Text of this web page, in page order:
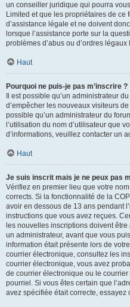
un conseiller juridique qui pourra
Limited et que les propriétaires de
d’assistance légale et ne doivent
lorsque l’assistance porte sur la
problèmes d’abus ou d’ordres
Haut
Pourquoi ne puis-je pas m’inscrire ?
Il est possible qu’un administrateur
d’empêcher les nouveaux visiteurs
possible qu’un administrateur du
l’utilisation du nom d’utilisateur que
d’informations, veuillez contacter un
Haut
Je suis inscrit mais je ne peux pas
Vérifiez en premier lieu que votre
corrects. Si la fonctionnalité de la
avoir en dessous de 13 ans pendant
instructions que vous avez reçues.
les nouvelles inscriptions doivent
un administrateur, avant que vous
information était présente lors de
courrier électronique, consultez les
courrier électronique, vous avez
de courrier électronique ou le
pourriel. Si vous êtes certain que
avez spécifiée était correcte,